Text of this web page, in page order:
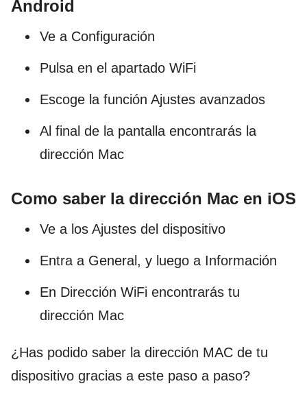
Android
Ve a Configuración
Pulsa en el apartado WiFi
Escoge la función Ajustes avanzados
Al final de la pantalla encontrarás la
dirección Mac
Como saber la dirección Mac en iOS
Ve a los Ajustes del dispositivo
Entra a General, y luego a Información
En Dirección WiFi encontrarás tu
dirección Mac
¿Has podido saber la dirección MAC de tu
dispositivo gracias a este paso a paso?